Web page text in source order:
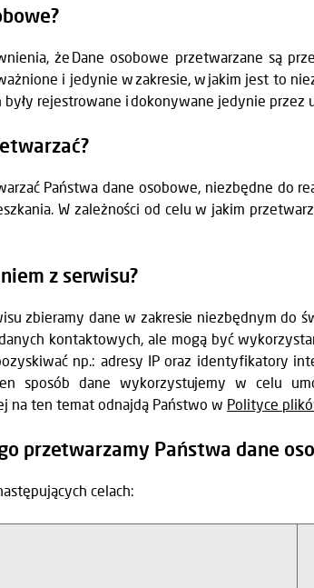
że Dane osobowe przetwarzane są
i jedynie w zakresie, w jakim jest to
rejestrowane i dokonywane jedynie
Państwa dane osobowe, niezbędne do
W zależności od celu w jakim
z serwisu?
zbieramy dane w zakresie niezbędnym do
kontaktowych, ale mogą być
np.: adresy IP oraz identyfikatory
sposób dane wykorzystujemy w celu
na ten temat odnajdą Państwo w Polityce
przetwarzamy Państwa dane
celach: